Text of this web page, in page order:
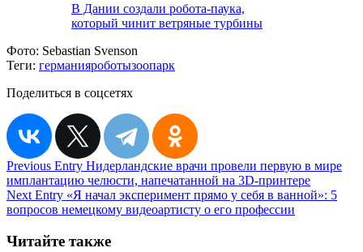
В Дании создали робота-паука,
который чинит ветряные турбины
Фото: Sebastian Svenson
Теги: германияроботызоопарк
Поделиться в соцсетях
Навигация
по
записям
Previous Entry Нидерландские врачи провели первую в мире
имплантацию челюсти, напечатанной на 3D-принтере
Next Entry «Я начал эксперимент прямо у себя в ванной»: 5
вопросов немецкому видеоартисту о его профессии
Читайте также